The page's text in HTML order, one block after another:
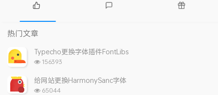
热
门
文
章
论
热门文章
Typecho更换字体插件FontLibs
浏
次
数:
156393
给网站更换HarmonySanc字体
浏
65044